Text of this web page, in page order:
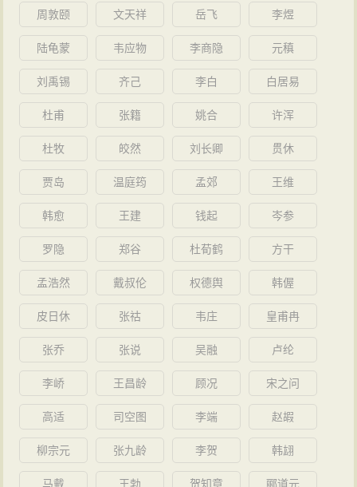
周敦颐 文天祥 岳飞 李煜
陆龟蒙 韦应物 李商隐 元稹
刘禹锡 齐己 李白 白居易
杜甫 张籍 姚合 许浑
杜牧 皎然 刘长卿 贯休
贾岛 温庭筠 孟郊 王维
韩愈 王建 钱起 岑参
罗隐 郑谷 杜荀鹤 方干
孟浩然 戴叔伦 权德舆 韩偓
皮日休 张祜 韦庄 皇甫冉
张乔 张说 吴融 卢纶
李峤 王昌龄 顾况 宋之问
高适 司空图 李端 赵嘏
柳宗元 张九龄 李贺 韩翃
马戴 王勃 贺知章 郦道元